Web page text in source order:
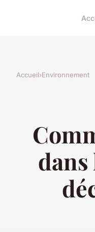
Accueil›Environnement
dans